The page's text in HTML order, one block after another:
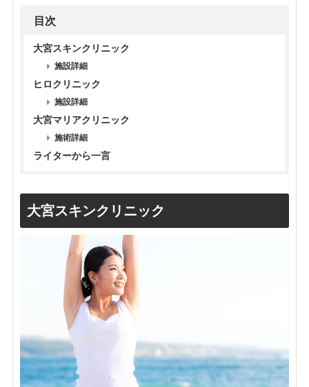
目次
大宮スキンクリニック
施設詳細
ヒロクリニック
施設詳細
大宮マリアクリニック
施術詳細
ライターから一言
大宮スキンクリニック